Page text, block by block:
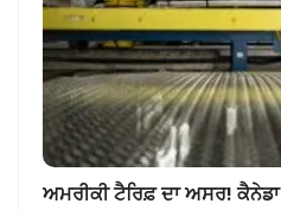
ਅਮਰੀਕੀ ਟੈਰਿਫ਼ ਦਾ ਅਸਰ!